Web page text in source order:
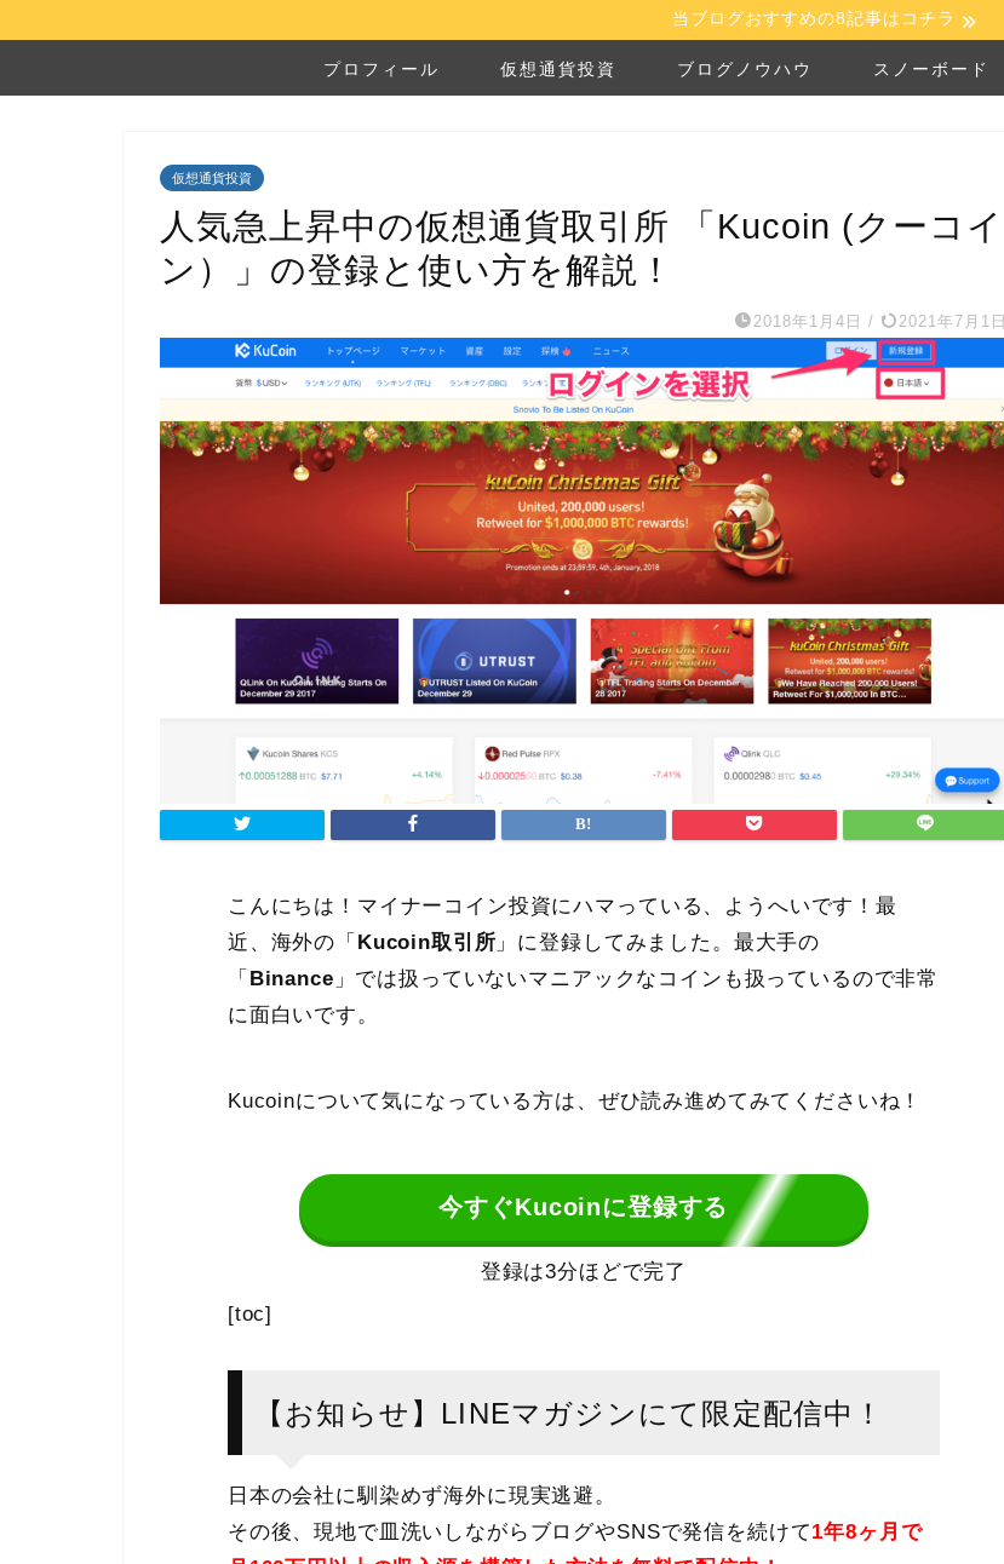
当ブログおすすめの8記事はコチラ
プロフィール 仮想通貨投資 ブログノウハウ スノーボード
仮想通貨投資
人気急上昇中の仮想通貨取引所 「Kucoin (クーコイ
ン）」の登録と使い方を解説！
2018年1月4日 / 2021年7月1日
こんにちは！マイナーコイン投資にハマっている、ようへいです！最
近、海外の「 Kucoin取引所 」に登録してみました。最大手の
「 Binance 」では扱っていないマニアックなコインも扱っているので非常
に面白いです。
Kucoinについて気になっている方は、ぜひ読み進めてみてくださいね！
今すぐKucoinに登録する
登録は3分ほどで完了
[toc]
【お知らせ】LINEマガジンにて限定配信中！
日本の会社に馴染めず海外に現実逃避。
その後、現地で皿洗いしながらブログやSNSで発信を続けて1年8ヶ月で